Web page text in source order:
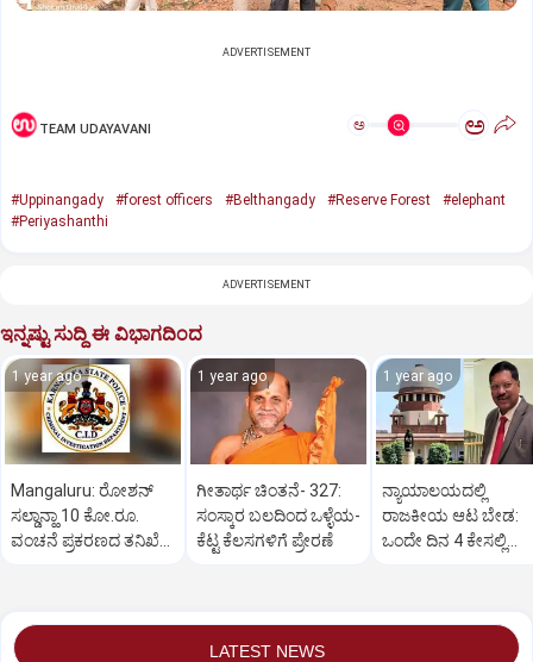
ADVERTISEMENT
TEAM UDAYAVANI ಅ ಅ
#Uppinangady #forest officers #Belthangady #Reserve Forest
#elephant
#Periyashanthi
ADVERTISEMENT
ಇನ್ನಷ್ಟು ಸುದ್ದಿ ಈ ವಿಭಾಗದಿಂದ
1 year ago
Mangaluru: ರೋಶನ್‌
ಸಲ್ಡಾನ್ಹಾ 10 ಕೋ.ರೂ.
ವಂಚನೆ ಪ್ರಕರಣದ ತನಿಖೆ
1 year ago
ಗೀತಾರ್ಥ ಚಿಂತನೆ- 327:
ಸಂಸ್ಕಾರ ಬಲದಿಂದ ಒಳ್ಳೆಯ-
ಕೆಟ್ಟ ಕೆಲಸಗಳಿಗೆ ಪ್ರೇರಣೆ
1 year ago
ನ್ಯಾಯಾಲಯದಲ್ಲಿ
ರಾಜಕೀಯ ಆಟ ಬೇಡ:
ಒಂದೇ ದಿನ 4 ಕೇಸಲ್ಲಿ
LATEST NEWS